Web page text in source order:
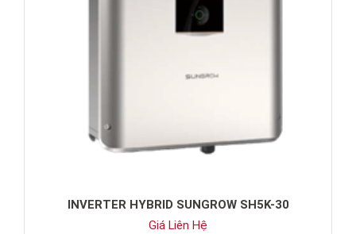
INVERTER HYBRID SUNGROW SH5K-30
Giá Liên Hệ